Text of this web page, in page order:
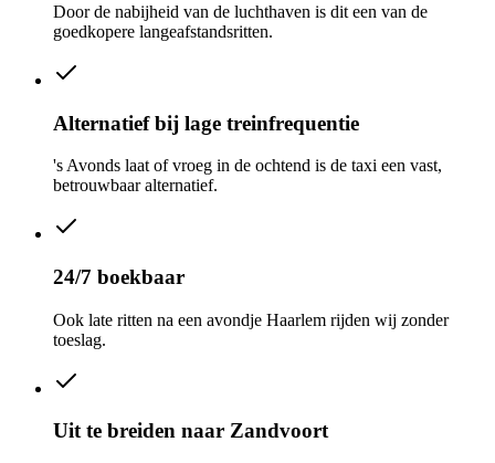
Door de nabijheid van de luchthaven is dit een van de
goedkopere langeafstandsritten.
Alternatief bij lage treinfrequentie
's Avonds laat of vroeg in de ochtend is de taxi een vast,
betrouwbaar alternatief.
24/7 boekbaar
Ook late ritten na een avondje Haarlem rijden wij zonder
toeslag.
Uit te breiden naar Zandvoort